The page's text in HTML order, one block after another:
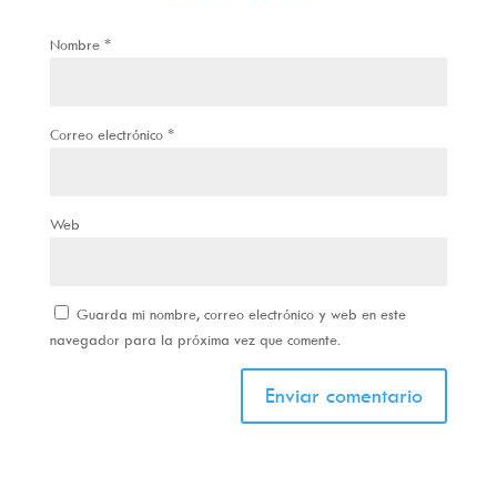
Nombre *
Correo electrónico *
Web
Guarda mi nombre, correo electrónico y web en este
navegador para la próxima vez que comente.